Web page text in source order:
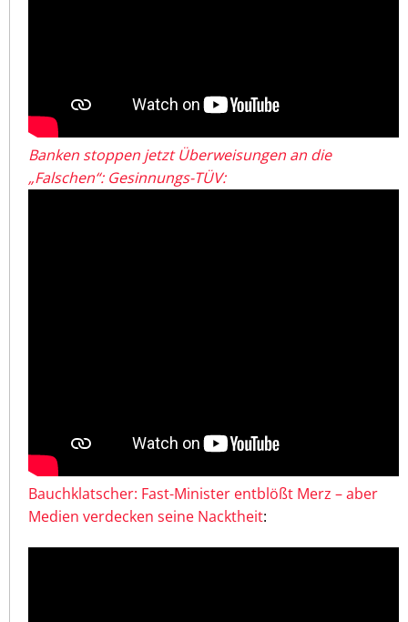
Banken stoppen jetzt Überweisungen an die
„Falschen“: Gesinnungs-TÜV:
Bauchklatscher: Fast-Minister entblößt Merz – aber
Medien verdecken seine Nacktheit: